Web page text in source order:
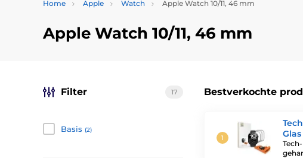
Home Apple Watch Apple Watch 10/11, 46 mm
Apple Watch 10/11, 46 mm
Bestverkochte
Filter 17
Basis (2)